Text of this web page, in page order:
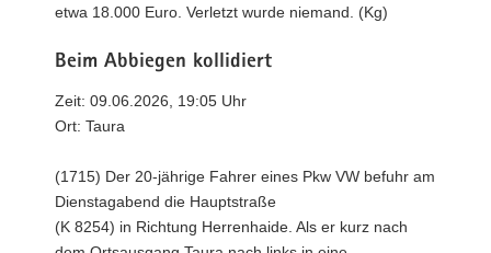
etwa 18.000 Euro. Verletzt wurde niemand. (Kg)
Beim Abbiegen kollidiert
Zeit: 09.06.2026, 19:05 Uhr
Ort: Taura
(1715) Der 20-jährige Fahrer eines Pkw VW befuhr am
Dienstagabend die Hauptstraße
(K 8254) in Richtung Herrenhaide. Als er kurz nach